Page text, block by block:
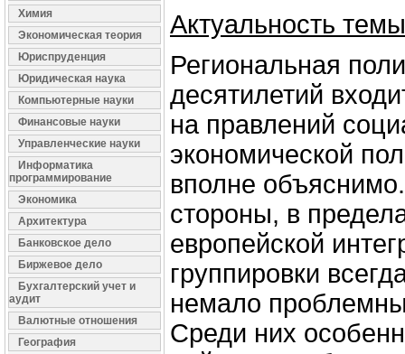
Химия
Экономическая теория
Юриспруденция
Юридическая наука
Компьютерные науки
Финансовые науки
Управленческие науки
Информатика
программирование
Экономика
Архитектура
Банковское дело
Биржевое дело
Бухгалтерский учет и
аудит
Валютные отношения
География
Актуальность темы
Региональная
десятилетий
на правлений
экономической
вполне
стороны, в
европейской
группировки
немало
Среди них